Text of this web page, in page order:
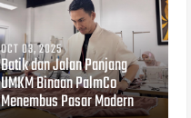
OCT 03, 2025
Batik dan Jalan Panjang
UMKM Binaan PalmCo
Menembus Pasar Modern